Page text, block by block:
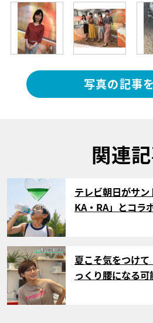
写真の記事
関連
テレビ朝日がサン
KA・RA」とコラ
サムネイル
夏こそ気をつけ
っくり腰になる